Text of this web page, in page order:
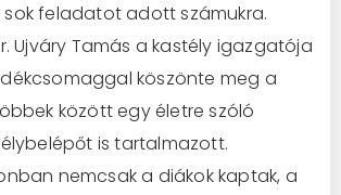
feladatot adott számukra.
Ujváry Tamás a kastély igazgatója
köszönte meg a
között egy életre szóló
is tartalmazott.
nemcsak a diákok kaptak, a